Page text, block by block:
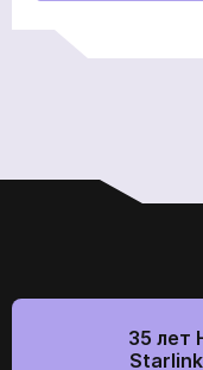
35 лет